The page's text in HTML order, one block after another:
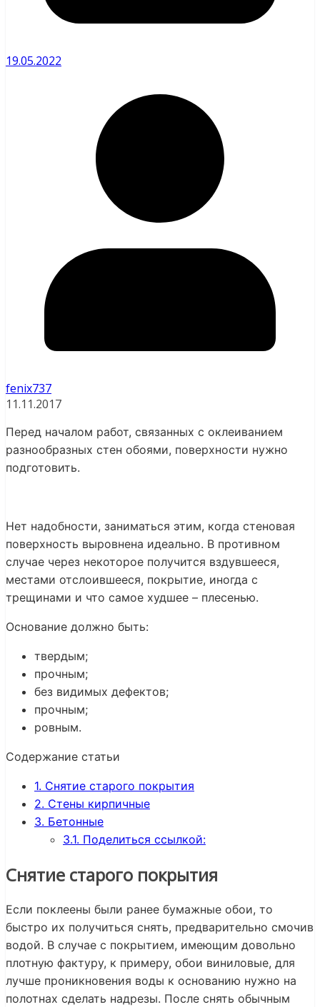
19.05.2022
fenix737
11.11.2017
Перед началом работ, связанных с оклеиванием
разнообразных стен обоями, поверхности нужно
подготовить.
Нет надобности, заниматься этим, когда стеновая
поверхность выровнена идеально. В противном
случае через некоторое получится вздувшееся,
местами отслоившееся, покрытие, иногда с
трещинами и что самое худшее – плесенью.
Основание должно быть:
твердым;
прочным;
без видимых дефектов;
прочным;
ровным.
Содержание статьи
1. Снятие старого покрытия
2. Стены кирпичные
3. Бетонные
3.1. Поделиться ссылкой:
Снятие старого покрытия
Если поклеены были ранее бумажные обои, то
быстро их получиться снять, предварительно смочив
водой. В случае с покрытием, имеющим довольно
плотную фактуру, к примеру, обои виниловые, для
лучше проникновения воды к основанию нужно на
полотнах сделать надрезы. После снять обычным